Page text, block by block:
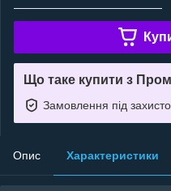
Що таке купити з
Замовлення під
Опис Характеристики